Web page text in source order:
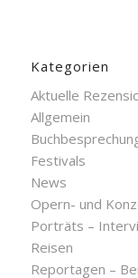
Kategorien
Aktuelle
Allgemein
Festivals
News
Opern- und
Porträts –
Reisen
Reportagen –